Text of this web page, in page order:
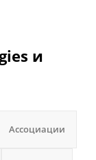
и
Ассоциации